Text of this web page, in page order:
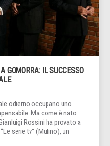
GOMORRA: IL SUCCESSO
odierno occupano uno
Ma come è nato
Rossini ha provato a
serie tv” (Mulino), un